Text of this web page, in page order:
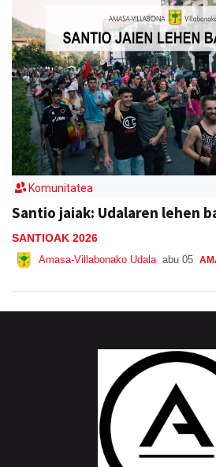
Komunitatea
Santio jaiak: Udalaren lehen
SANTIOAK 2026
Amasa-Villabonako Udala abu 05